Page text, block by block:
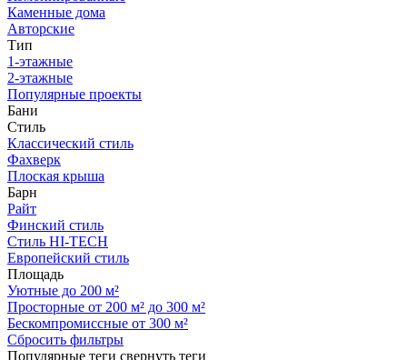
Каменные дома
Авторские
Тип
1-этажные
2-этажные
Популярные проекты
Бани
Стиль
Классический стиль
Фахверк
Плоская крыша
Барн
Райт
Финский стиль
Стиль HI-TECH
Европейский стиль
Площадь
Уютные до 200 м²
Просторные от 200 м² до 300 м²
Бескомпромиссные от 300 м²
Сбросить фильтры
Популярные теги свернуть теги